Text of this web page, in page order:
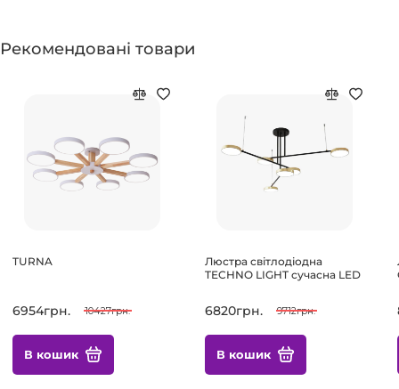
Рекомендовані товари
TURNA
6954грн. 10427грн.
В кошик
Люстра світлодіодна
TECHNO LIGHT сучасна LED
6820грн. 9712грн.
В кошик